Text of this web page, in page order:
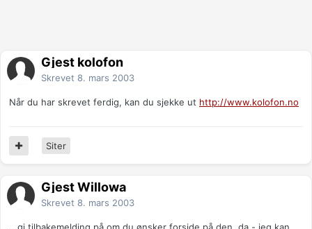
Gjest kolofon
Skrevet 8. mars 2003
Når du har skrevet ferdig, kan du sjekke ut http://www.kolofon.no
Siter
Gjest Willowa
Skrevet 8. mars 2003